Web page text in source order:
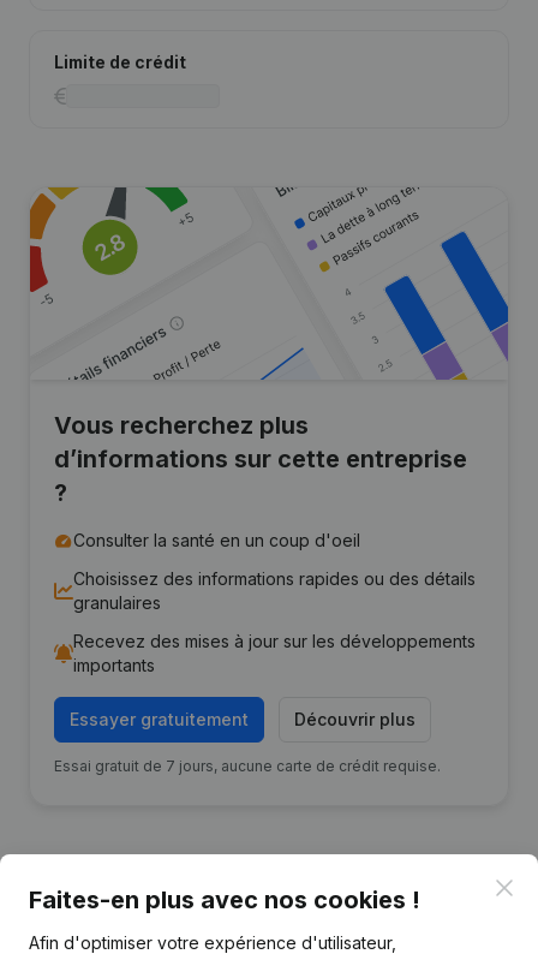
Limite de crédit
Vous recherchez plus
d’informations sur cette entreprise
?
Consulter la santé en un coup d'oeil
Choisissez des informations rapides ou des détails
granulaires
Recevez des mises à jour sur les développements
importants
Essayer gratuitement Découvrir plus
Essai gratuit de 7 jours, aucune carte de crédit requise.
Publications
Faites-en plus avec nos cookies !
Afin d'optimiser votre expérience d'utilisateur,